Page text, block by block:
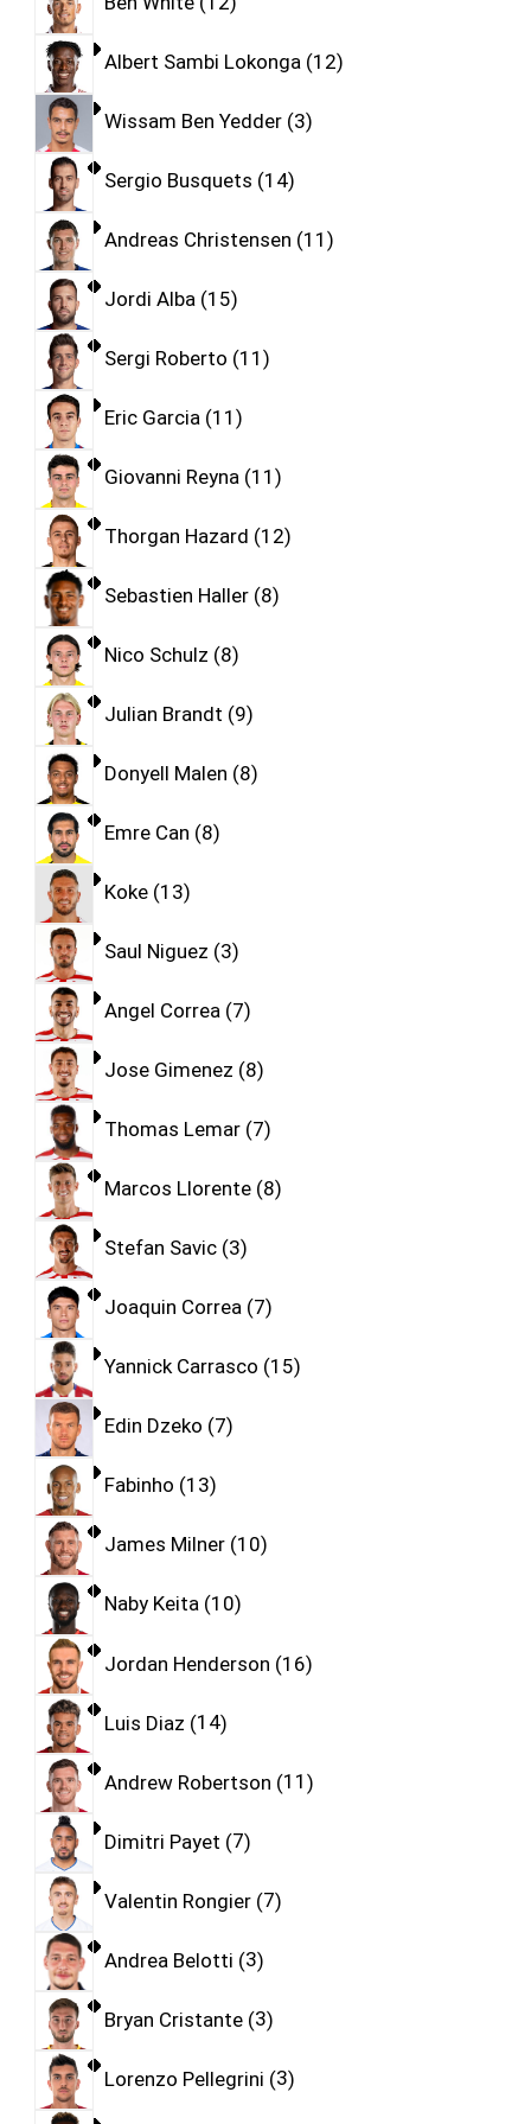
Albert Sambi Lokonga 12
Wissam Ben Yedder 3
Sergio Busquets 14
Andreas Christensen 11
Jordi Alba 15
Sergi Roberto 11
Eric Garcia 11
Giovanni Reyna 11
Thorgan Hazard 12
Sebastien Haller 8
Nico Schulz 8
Julian Brandt 9
Donyell Malen 8
Emre Can 8
Koke 13
Saul Niguez 3
Angel Correa 7
Jose Gimenez 8
Thomas Lemar 7
Marcos Llorente 8
Stefan Savic 3
Joaquin Correa 7
Yannick Carrasco 15
Edin Dzeko 7
Fabinho 13
James Milner 10
Naby Keita 10
Jordan Henderson 16
Luis Diaz 14
Andrew Robertson 11
Dimitri Payet 7
Valentin Rongier 7
Andrea Belotti 3
Bryan Cristante 3
Lorenzo Pellegrini 3